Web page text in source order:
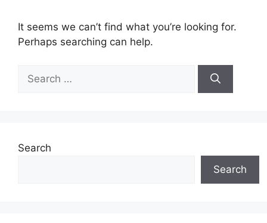
It seems we can’t find what you’re looking for.
Perhaps searching can help.
for:
Search
Search